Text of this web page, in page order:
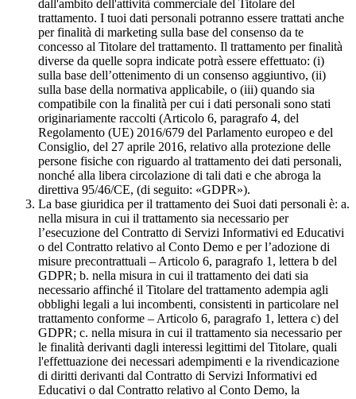
dall'ambito dell'attività commerciale del Titolare del
trattamento. I tuoi dati personali potranno essere trattati anche
per finalità di marketing sulla base del consenso da te
concesso al Titolare del trattamento. Il trattamento per finalità
diverse da quelle sopra indicate potrà essere effettuato: (i)
sulla base dell’ottenimento di un consenso aggiuntivo, (ii)
sulla base della normativa applicabile, o (iii) quando sia
compatibile con la finalità per cui i dati personali sono stati
originariamente raccolti (Articolo 6, paragrafo 4, del
Regolamento (UE) 2016/679 del Parlamento europeo e del
Consiglio, del 27 aprile 2016, relativo alla protezione delle
persone fisiche con riguardo al trattamento dei dati personali,
nonché alla libera circolazione di tali dati e che abroga la
direttiva 95/46/CE, (di seguito: «GDPR»).
La base giuridica per il trattamento dei Suoi dati personali è: a.
nella misura in cui il trattamento sia necessario per
l’esecuzione del Contratto di Servizi Informativi ed Educativi
o del Contratto relativo al Conto Demo e per l’adozione di
misure precontrattuali – Articolo 6, paragrafo 1, lettera b del
GDPR; b. nella misura in cui il trattamento dei dati sia
necessario affinché il Titolare del trattamento adempia agli
obblighi legali a lui incombenti, consistenti in particolare nel
trattamento conforme – Articolo 6, paragrafo 1, lettera c) del
GDPR; c. nella misura in cui il trattamento sia necessario per
le finalità derivanti dagli interessi legittimi del Titolare, quali
l'effettuazione dei necessari adempimenti e la rivendicazione
di diritti derivanti dal Contratto di Servizi Informativi ed
Educativi o dal Contratto relativo al Conto Demo, la